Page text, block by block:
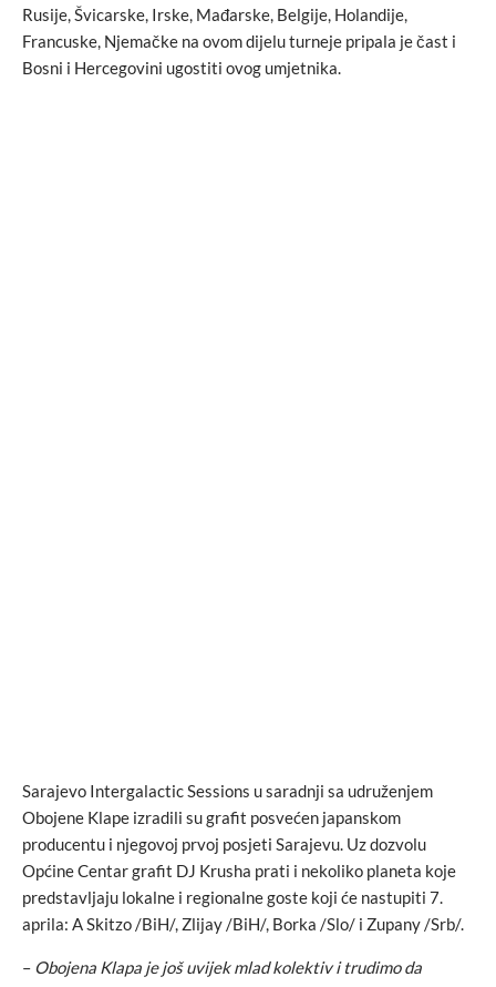
Rusije, Švicarske, Irske, Mađarske, Belgije, Holandije,
Francuske, Njemačke na ovom dijelu turneje pripala je čast i
Bosni i Hercegovini ugostiti ovog umjetnika.
Sarajevo Intergalactic Sessions u saradnji sa udruženjem
Obojene Klape izradili su grafit posvećen japanskom
producentu i njegovoj prvoj posjeti Sarajevu. Uz dozvolu
Općine Centar grafit DJ Krusha prati i nekoliko planeta koje
predstavljaju lokalne i regionalne goste koji će nastupiti 7.
aprila: A Skitzo /BiH/, Zlijay /BiH/, Borka /Slo/ i Zupany /Srb/.
– Obojena Klapa je još uvijek mlad kolektiv i trudimo da